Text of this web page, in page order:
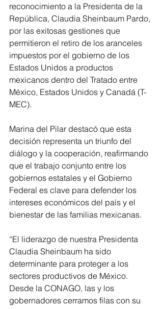
reconocimiento a la Presidenta de la
República, Claudia Sheinbaum Pardo,
por las exitosas gestiones que
permitieron el retiro de los aranceles
impuestos por el gobierno de los
Estados Unidos a productos
mexicanos dentro del Tratado entre
México, Estados Unidos y Canadá (T-
MEC).
Marina del Pilar destacó que esta
decisión representa un triunfo del
diálogo y la cooperación, reafirmando
que el trabajo conjunto entre los
gobiernos estatales y el Gobierno
Federal es clave para defender los
intereses económicos del país y el
bienestar de las familias mexicanas.
“El liderazgo de nuestra Presidenta
Claudia Sheinbaum ha sido
determinante para proteger a los
sectores productivos de México.
Desde la CONAGO, las y los
gobernadores cerramos filas con su